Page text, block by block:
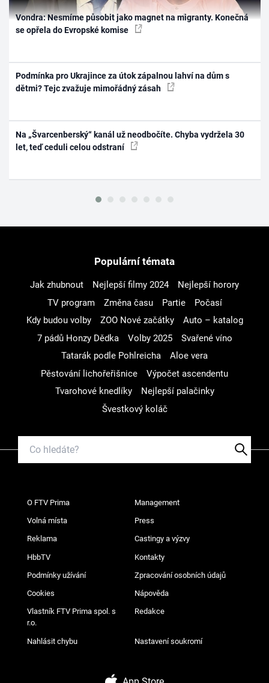
Vondra: Nesmíme působit jako magnet na migranty. Konečná
se opřela do Evropské komise
Podmínka pro Ukrajince za útok zápalnou lahví na dům s
dětmi? Tejc zvažuje mimořádný zásah
Na „Švarcenberský“ kanál už neodbočíte. Chyba vydržela 30
let, teď ceduli celou odstraní
Populární témata
Jak zhubnout Nejlepší filmy 2024
Nejlepší horory
TV program
Změna času Partie
Počasí
Kdy budou volby
ZOO Nové začátky
Auto – katalog
7 pádů Honzy Dědka
Volby 2025
Svařené víno
Tatarák podle Pohlreicha
Aloe vera
Pěstování lichořeřišnice
Výpočet ascendentu
Tvarohové knedlíky
Nejlepší palačinky
Švestkový koláč
O FTV Prima Management
Volná místa Press
Reklama Castingy a výzvy
HbbTV Kontakty
Podmínky užívání Zpracování osobních údajů
Cookies Nápověda
Vlastník FTV Prima spol. s
r.o.
Redakce
Nahlásit chybu Nastavení soukromí